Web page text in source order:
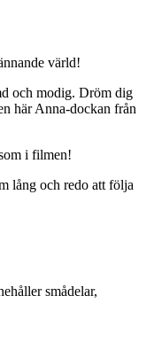
värld!
och modig. Dröm dig
här Anna-dockan från
i filmen!
lång och redo att följa
smådelar,